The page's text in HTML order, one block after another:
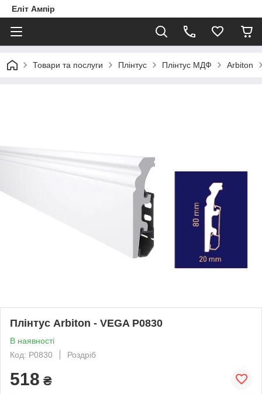
Еліт Ампір
Товари та послуги Плінтус Плінтус МДФ Arbiton
Плінтус Arbiton - VEGA P0830
В наявності
Код: P0830
Роздріб
518 ₴